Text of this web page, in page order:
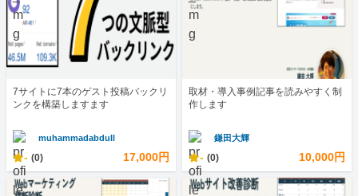
7サイトに7本のゲスト投稿バックリ
ンクを構築しますます
muhammadabdull
- (0) 17,000円
取材・導入事例記事を読みやすく制
作します
鎌田大輝
- (0) 10,000円